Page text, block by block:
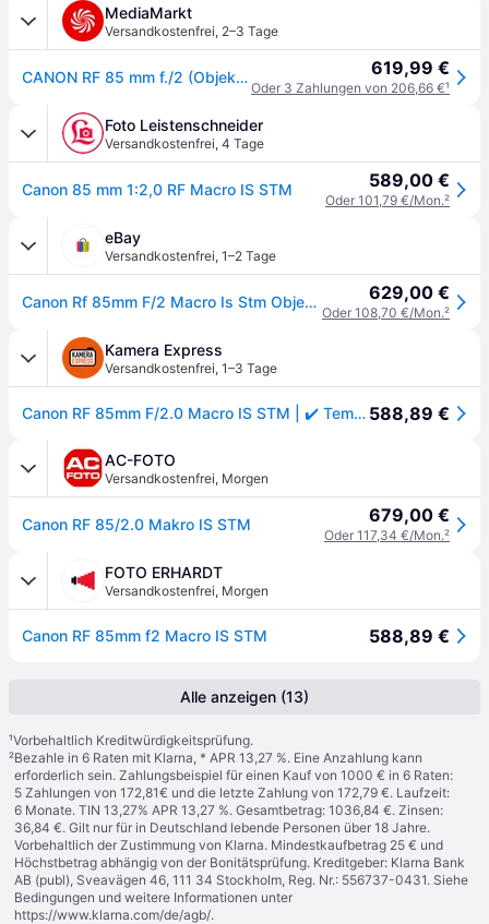
MediaMarkt
Versandkostenfrei, 2–3 Tage
CANON RF 85 mm f./2 (Objektiv für Canon R-Mount, Schwarz) 619,99 €
Oder 3 Zahlungen von 206,66 €¹
Foto Leistenschneider
Versandkostenfrei, 4 Tage
Canon 85 mm 1:2,0 RF Macro IS STM 589,00 €
Oder 101,79 €/Mon.²
eBay
Versandkostenfrei, 1–2 Tage
Canon Rf 85mm F/2 Macro Is Stm Objektiv Portrait Makro 1:2 500g Is Neu Ovp 629,00 €
Oder 108,70 €/Mon.²
Kamera Express
Versandkostenfrei, 1–3 Tage
Canon RF 85mm F/2.0 Macro IS STM | ✔️ Temporär mit Kostenlose Geschenkbox i.W.v. 160 € | 5 Jahre kostenlose Garantie | Canon Pro Lease 588,89 €
AC-FOTO
Versandkostenfrei, Morgen
Canon RF 85/2.0 Makro IS STM 679,00 €
Oder 117,34 €/Mon.²
FOTO ERHARDT
Versandkostenfrei, Morgen
Canon RF 85mm f2 Macro IS STM 588,89 €
Alle anzeigen (13)
¹Vorbehaltlich Kreditwürdigkeitsprüfung.
²Bezahle in 6 Raten mit Klarna, * APR 13,27 %. Eine Anzahlung kann
erforderlich sein. Zahlungsbeispiel für einen Kauf von 1000 € in 6 Raten:
5 Zahlungen von 172,81€ und die letzte Zahlung von 172,79 €. Laufzeit:
6 Monate. TIN 13,27% APR 13,27 %. Gesamtbetrag: 1036,84 €. Zinsen:
36,84 €. Gilt nur für in Deutschland lebende Personen über 18 Jahre.
Vorbehaltlich der Zustimmung von Klarna. Mindestkaufbetrag 25 € und
Höchstbetrag abhängig von der Bonitätsprüfung. Kreditgeber: Klarna Bank
AB (publ), Sveavägen 46, 111 34 Stockholm, Reg. Nr.: 556737-0431. Siehe
Bedingungen und weitere Informationen unter
https://www.klarna.com/de/agb/.